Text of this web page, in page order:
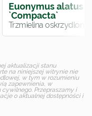
Euonymus alatus
`Compacta`
Trzmielina oskrzydlona
aktualizacji stanu
na niniejszej witrynie nie
w tym w rozumieniu
zapewnienia, w
Przepraszamy i
o aktualnej dostępności i